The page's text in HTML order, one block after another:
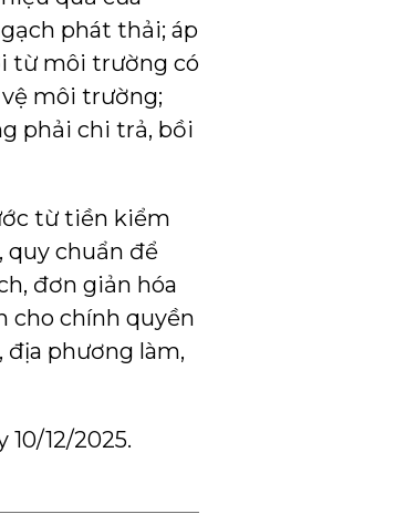
phát thải; áp
từ môi trường có
môi trường;
phải chi trả, bồi
từ tiền kiểm
quy chuẩn để
đơn giản hóa
cho chính quyền
phương làm,
10/12/2025.